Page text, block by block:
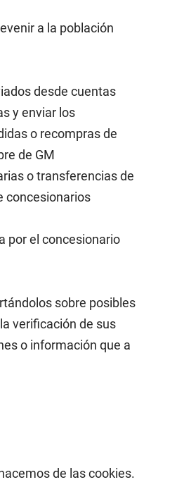
a la población
desde cuentas
y enviar los
o recompras de
de GM
o transferencias de
concesionarios
por el concesionario
sobre posibles
verificación de sus
o información que a
de las cookies.